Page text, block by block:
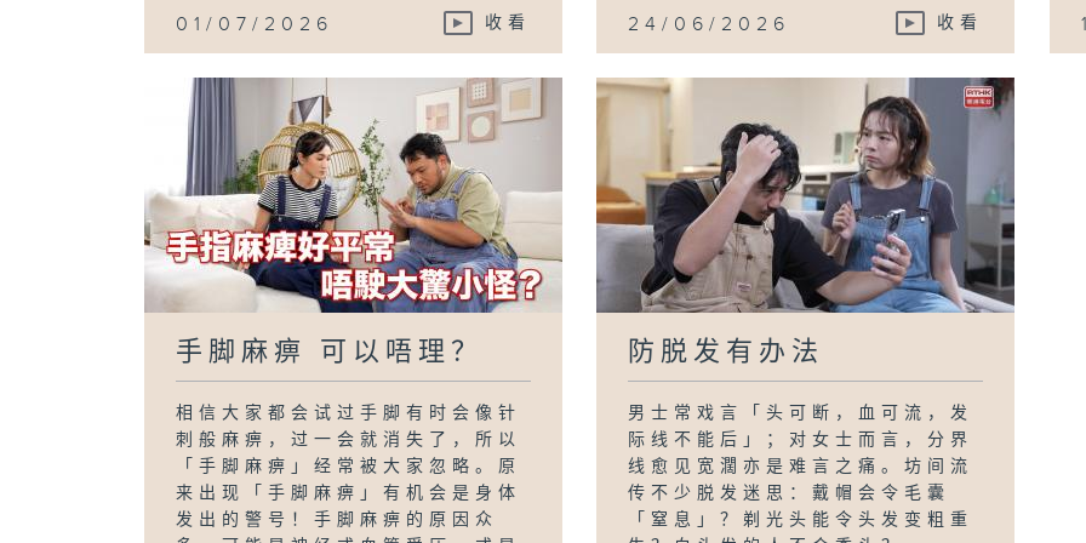
01/07/2026 收看 24/06/2026 收看
手脚麻痹 可以唔理？
相信大家都会试过手脚有时会像针
刺般麻痹，过一会就消失了，所以
「手脚麻痹」经常被大家忽略。原
来出现「手脚麻痹」有机会是身体
发出的警号！手脚麻痹的原因众
防脱发有办法
男士常戏言「头可断，血可流，发
际线不能后」；对女士而言，分界
线愈见宽濶亦是难言之痛。坊间流
传不少脱发迷思：戴帽会令毛囊
「窒息」？剃光头能令头发变粗重